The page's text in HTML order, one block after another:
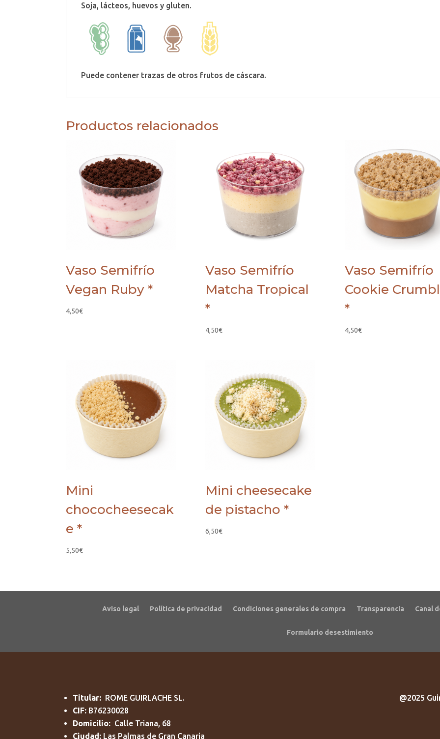
Soja, lácteos, huevos y gluten.
Puede contener trazas de otros frutos de cáscara.
Productos relacionados
Vaso Semifrío
Vegan Ruby *
4,50€
Vaso Semifrío
Matcha Tropical
*
4,50€
Vaso Semifrío
Cookie
*
4,50€
Mini
chococheesecak
e *
5,50€
Mini cheesecake
de pistacho *
6,50€
Aviso legal Política de privacidad Condiciones generales de compra Transparencia Canal
Formulario desestimiento
Titular: ROME GUIRLACHE SL.
CIF: B76230028
Domicilio: Calle Triana, 68
Ciudad: Las Palmas de Gran Canaria
@2025